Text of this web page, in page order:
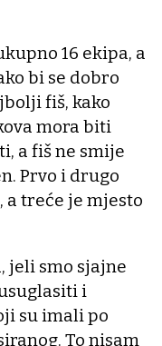
16 ekipa, a
bi se dobro
fiš, kako
mora biti
a fiš ne smije
Prvo i drugo
treće je mjesto
jeli smo sjajne
i
su imali po
To nisam